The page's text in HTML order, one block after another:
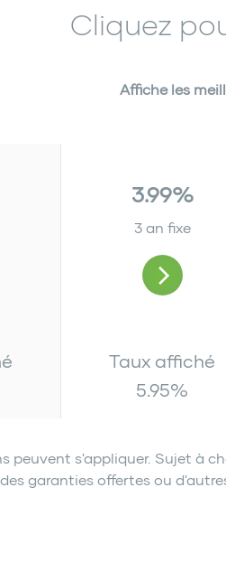
Cliquez
Affiche les
3.99%
3 an fixe
Taux affiché
5.95%
peuvent s'appliquer. Sujet à
garanties offertes ou